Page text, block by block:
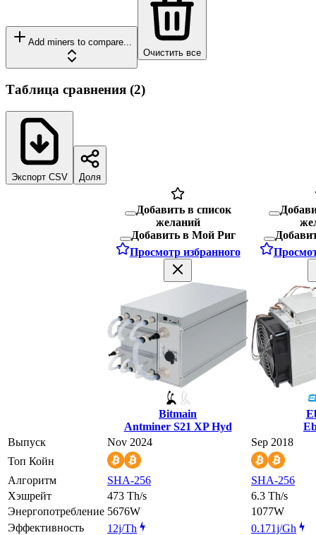
Add miners to compare...
Очистить все
Таблица сравнения (2)
Экспорт CSV Доля
Добавить в список
желаний
Добавить в Мой Риг
Просмотр избранного
Bitmain
Antminer S21 XP Hyd
Выпуск
Nov 2024
Sep 2018
Топ Койн
Алгоритм
SHA-256
SHA-256
Хэшрейт
473 Th/s
6.3 Th/s
Энергопотребление 5676W
1077W
Эффективность
12j/Th
0.171j/Gh